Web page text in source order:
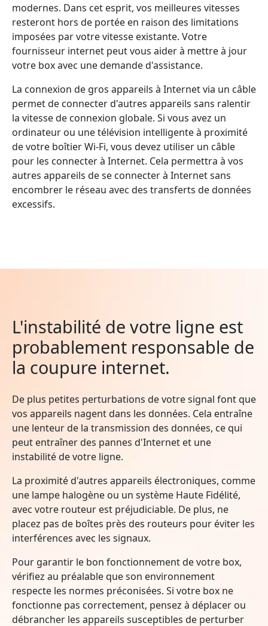
modernes. Dans cet esprit, vos meilleures vitesses
resteront hors de portée en raison des limitations
imposées par votre vitesse existante. Votre
fournisseur internet peut vous aider à mettre à jour
votre box avec une demande d'assistance.
La connexion de gros appareils à Internet via un câble
permet de connecter d'autres appareils sans ralentir
la vitesse de connexion globale. Si vous avez un
ordinateur ou une télévision intelligente à proximité
de votre boîtier Wi-Fi, vous devez utiliser un câble
pour les connecter à Internet. Cela permettra à vos
autres appareils de se connecter à Internet sans
encombrer le réseau avec des transferts de données
excessifs.
L'instabilité de votre ligne est
probablement responsable de
la coupure internet.
De plus petites perturbations de votre signal font que
vos appareils nagent dans les données. Cela entraîne
une lenteur de la transmission des données, ce qui
peut entraîner des pannes d'Internet et une
instabilité de votre ligne.
La proximité d'autres appareils électroniques, comme
une lampe halogène ou un système Haute Fidélité,
avec votre routeur est préjudiciable. De plus, ne
placez pas de boîtes près des routeurs pour éviter les
interférences avec les signaux.
Pour garantir le bon fonctionnement de votre box,
vérifiez au préalable que son environnement
respecte les normes préconisées. Si votre box ne
fonctionne pas correctement, pensez à déplacer ou
débrancher les appareils susceptibles de perturber